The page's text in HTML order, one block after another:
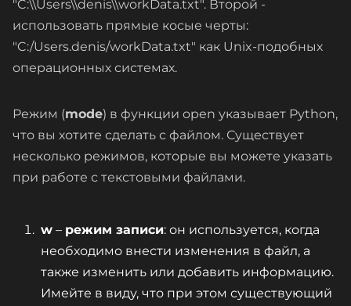
"C:\\Users\\denis\\workData.txt". Второй -
использовать прямые косые черты:
"C:/Users.denis/workData.txt" как Unix-подобных
операционных системах.
Режим (mode) в функции open указывает Python,
что вы хотите сделать с файлом. Существует
несколько режимов, которые вы можете указать
при работе с текстовыми файлами.
w – режим записи: он используется, когда
необходимо внести изменения в файл, а
также изменить или добавить информацию.
Имейте в виду, что при этом существующий